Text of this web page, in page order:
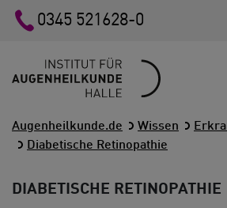
0345 521628-0
Augenheilkunde.de Wissen
Diabetische Retinopathie
DIABETISCHE RETINOPATHIE